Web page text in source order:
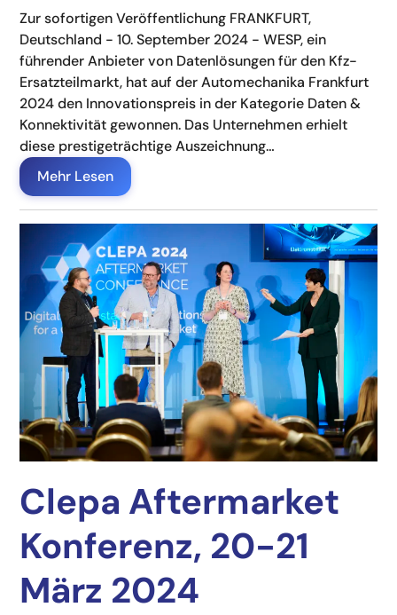
Zur sofortigen Veröffentlichung FRANKFURT,
Deutschland - 10. September 2024 - WESP, ein
führender Anbieter von Datenlösungen für den Kfz-
Ersatzteilmarkt, hat auf der Automechanika Frankfurt
2024 den Innovationspreis in der Kategorie Daten &
Konnektivität gewonnen. Das Unternehmen erhielt
diese prestigeträchtige Auszeichnung…
Mehr Lesen
Clepa Aftermarket
Konferenz, 20-21
März 2024